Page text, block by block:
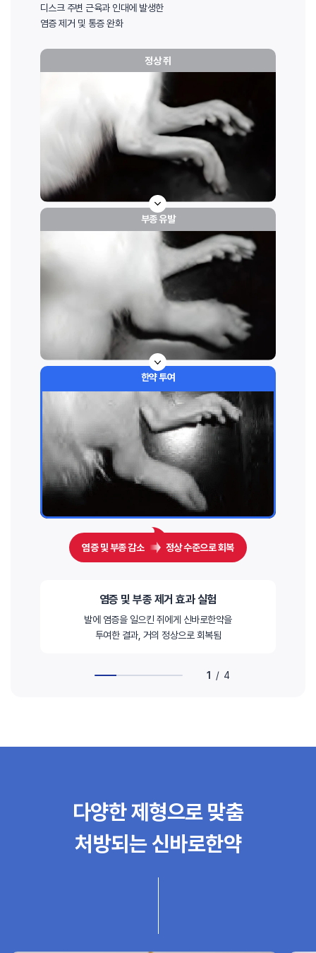
디스크 주변 근육과 인대에 발생한
염증 제거 및 통증 완화
정상 쥐
부종 유발
한약 투여
염증 및 부종 감소 정상 수준으로 회복
염증 및 부종 제거 효과 실험
발에 염증을 일으킨 쥐에게 신바로한약을
투여한 결과, 거의 정상으로 회복됨
1 / 4
다양한 제형으로 맞춤
처방되는 신바로한약